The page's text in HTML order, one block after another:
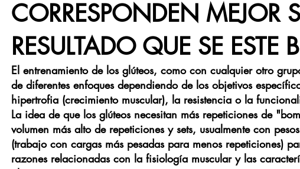
CORRESPONDEN MEJOR
RESULTADO QUE SE ESTE
El entrenamiento de los glúteos, como con cualquier otro
de diferentes enfoques dependiendo de los objetivos
hipertrofia (crecimiento muscular), la resistencia o la
La idea de que los glúteos necesitan más repeticiones de
volumen más alto de repeticiones y sets, usualmente con
(trabajo con cargas más pesadas para menos repeticiones)
razones relacionadas con la fisiología muscular y las